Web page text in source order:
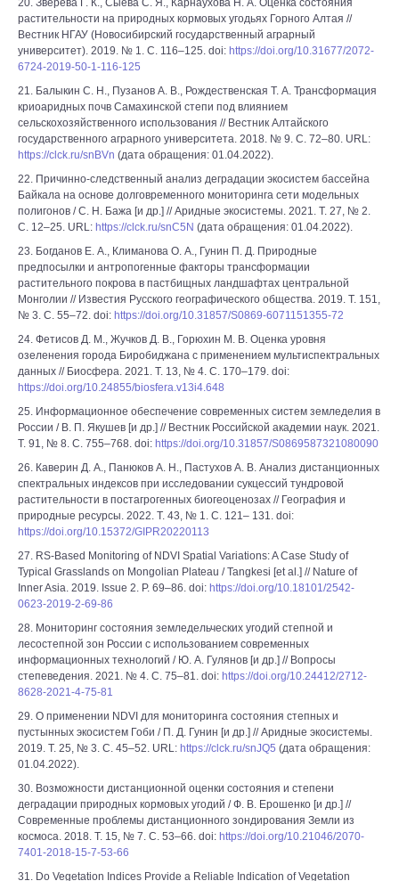
20. Зверева Г. К., Сыева С. Я., Карнаухова Н. А. Оценка состояния
растительности на природных кормовых угодьях Горного Алтая //
Вестник НГАУ (Новосибирский государственный аграрный
университет). 2019. № 1. С. 116–125. doi: https://doi.org/10.31677/2072-
6724-2019-50-1-116-125
21. Балыкин С. Н., Пузанов А. В., Рождественская Т. А. Трансформация
криоаридных почв Самахинской степи под влиянием
сельскохозяйственного использования // Вестник Алтайского
государственного аграрного университета. 2018. № 9. С. 72–80. URL:
https://clck.ru/snBVn (дата обращения: 01.04.2022).
22. Причинно-следственный анализ деградации экосистем бассейна
Байкала на основе долговременного мониторинга сети модельных
полигонов / С. Н. Бажа [и др.] // Аридные экосистемы. 2021. Т. 27, № 2.
С. 12–25. URL: https://clck.ru/snC5N (дата обращения: 01.04.2022).
23. Богданов Е. А., Климанова О. А., Гунин П. Д. Природные
предпосылки и антропогенные факторы трансформации
растительного покрова в пастбищных ландшафтах центральной
Монголии // Известия Русского географического общества. 2019. Т. 151,
№ 3. С. 55–72. doi: https://doi.org/10.31857/S0869-6071151355-72
24. Фетисов Д. М., Жучков Д. В., Горюхин М. В. Оценка уровня
озеленения города Биробиджана с применением мультиспектральных
данных // Биосфера. 2021. Т. 13, № 4. С. 170–179. doi:
https://doi.org/10.24855/biosfera.v13i4.648
25. Информационное обеспечение современных систем земледелия в
России / В. П. Якушев [и др.] // Вестник Российской академии наук. 2021.
Т. 91, № 8. С. 755–768. doi: https://doi.org/10.31857/S0869587321080090
26. Каверин Д. А., Панюков А. Н., Пастухов А. В. Анализ дистанционных
спектральных индексов при исследовании сукцессий тундровой
растительности в постагрогенных биогеоценозах // География и
природные ресурсы. 2022. Т. 43, № 1. С. 121– 131. doi:
https://doi.org/10.15372/GIPR20220113
27. RS-Based Monitoring of NDVI Spatial Variations: A Case Study of
Typical Grasslands on Mongolian Plateau / Tangkesi [et al.] // Nature of
Inner Asia. 2019. Issue 2. P. 69–86. doi: https://doi.org/10.18101/2542-
0623-2019-2-69-86
28. Мониторинг состояния земледельческих угодий степной и
лесостепной зон России с использованием современных
информационных технологий / Ю. А. Гулянов [и др.] // Вопросы
степеведения. 2021. № 4. С. 75–81. doi: https://doi.org/10.24412/2712-
8628-2021-4-75-81
29. О применении NDVI для мониторинга состояния степных и
пустынных экосистем Гоби / П. Д. Гунин [и др.] // Аридные экосистемы.
2019. Т. 25, № 3. С. 45–52. URL: https://clck.ru/snJQ5 (дата обращения:
01.04.2022).
30. Возможности дистанционной оценки состояния и степени
деградации природных кормовых угодий / Ф. В. Ерошенко [и др.] //
Современные проблемы дистанционного зондирования Земли из
космоса. 2018. Т. 15, № 7. С. 53–66. doi: https://doi.org/10.21046/2070-
7401-2018-15-7-53-66
31. Do Vegetation Indices Provide a Reliable Indication of Vegetation